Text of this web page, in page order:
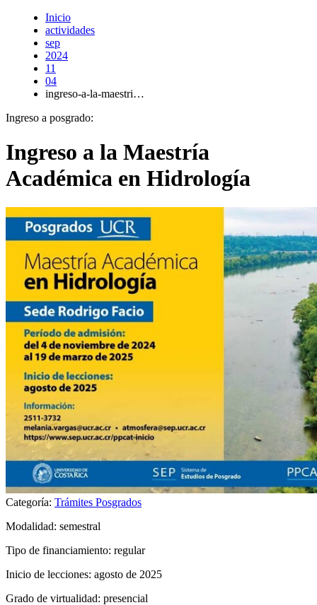
Inicio
actividades
sep
2024
11
04
ingreso-a-la-maestri…
Ingreso a posgrado:
Ingreso a la Maestría
Académica en Hidrología
Categoría: Trámites Posgrados
Modalidad: semestral
Tipo de financiamiento: regular
Inicio de lecciones: agosto de 2025
Grado de virtualidad: presencial